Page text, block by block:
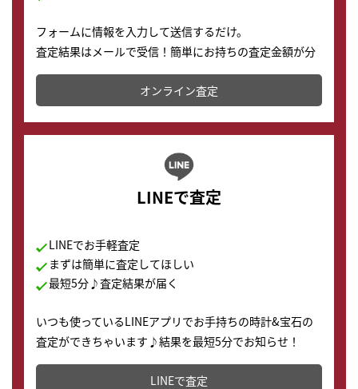
フォームに情報を入力して送信するだけ。
査定結果はメールで受信！簡単にお持ちの査定金額が分
かります。
オンライン査定
LINEで査定
LINEでお手軽査定
まずは簡単に査定してほしい
最短5分♪査定結果が届く
いつも使っているLINEアプリでお手持ちの時計&宝石の
査定ができちゃいます♪結果を最短5分でお知らせ！
どこからでもすぐに査定金額を知ることが出来ます。
LINEで査定